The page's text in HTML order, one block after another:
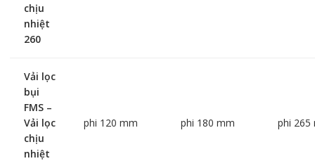
chịu
nhiệt
260
Vải lọc
bụi
FMS –
Vải lọc
chịu
nhiệt
phi 120 mm phi 180 mm phi 265